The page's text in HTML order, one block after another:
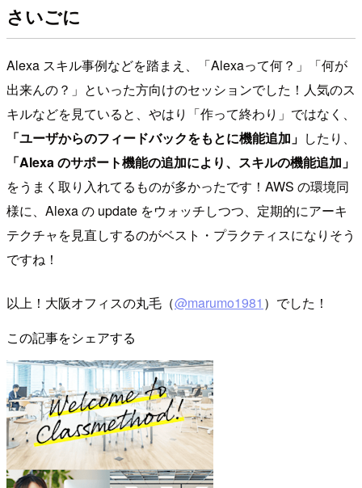
さいごに
Alexa スキル事例などを踏まえ、「Alexaって何？」「何が
出来んの？」といった方向けのセッションでした！人気のス
キルなどを見ていると、やはり「作って終わり」ではなく、
「ユーザからのフィードバックをもとに機能追加」 したり、
「Alexa のサポート機能の追加により、スキルの機能追加」
をうまく取り入れてるものが多かったです！AWS の環境同
様に、Alexa の update をウォッチしつつ、定期的にアーキ
テクチャを見直しするのがベスト・プラクティスになりそう
ですね！
以上！大阪オフィスの丸毛（@marumo1981 ）でした！
この記事をシェアする